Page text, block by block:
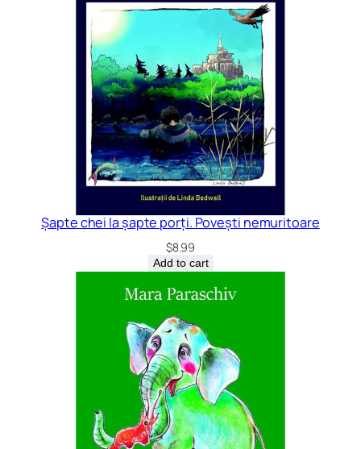
Șapte chei la șapte porți. Povești nemuritoare
$8.99
Add to cart